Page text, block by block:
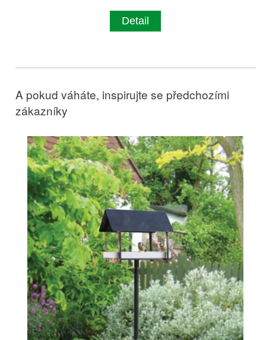
Detail
A pokud váháte, inspirujte se předchozími
zákazníky